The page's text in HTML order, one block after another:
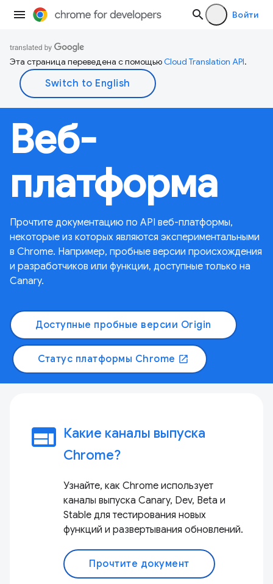
Войти
Эта страница переведена с помощьюCloud Translation API.
Веб-
платформа
Прочтите документацию по API веб-платформы,
некоторые из которых являются экспериментальными
в Chrome. Например, пробные версии происхождения
и разработчиков или функции, доступные только на
Canary.
Доступные пробные версии Origin
Статус платформы Chrome open_in_new
web Какие каналы выпуска
Chrome?
Узнайте, как Chrome использует
каналы выпуска Canary, Dev, Beta и
Stable для тестирования новых
функций и развертывания обновлений.
Прочтите документ